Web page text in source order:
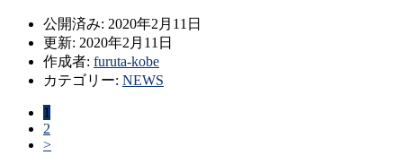
公開済み: 2020年2月11日
更新: 2020年2月11日
作成者: furuta-kobe
カテゴリー: NEWS
1
2
>